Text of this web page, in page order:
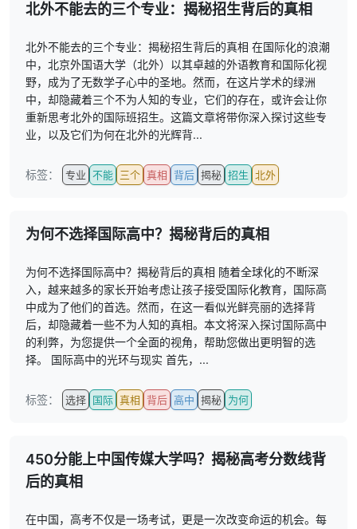
北外不能去的三个专业：揭秘招生背后的真相
北外不能去的三个专业：揭秘招生背后的真相 在国际化的浪潮
中，北京外国语大学（北外）以其卓越的外语教育和国际化视
野，成为了无数学子心中的圣地。然而，在这片学术的绿洲
中，却隐藏着三个不为人知的专业，它们的存在，或许会让你
重新思考北外的国际班招生。这篇文章将带你深入探讨这些专
业，以及它们为何在北外的光辉背...
标签： 专业 不能 三个 真相 背后 揭秘 招生 北外
为何不选择国际高中？揭秘背后的真相
为何不选择国际高中？揭秘背后的真相 随着全球化的不断深
入，越来越多的家长开始考虑让孩子接受国际化教育，国际高
中成为了他们的首选。然而，在这一看似光鲜亮丽的选择背
后，却隐藏着一些不为人知的真相。本文将深入探讨国际高中
的利弊，为您提供一个全面的视角，帮助您做出更明智的选
择。 国际高中的光环与现实 首先，...
标签： 选择 国际 真相 背后 高中 揭秘 为何
450分能上中国传媒大学吗？揭秘高考分数线背
后的真相
在中国，高考不仅是一场考试，更是一次改变命运的机会。每